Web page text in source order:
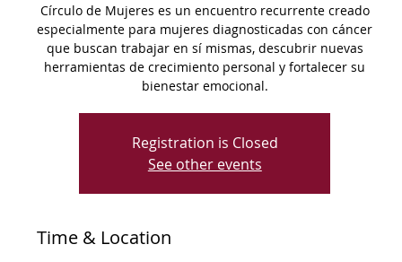
Círculo de Mujeres es un encuentro recurrente creado
especialmente para mujeres diagnosticadas con cáncer
que buscan trabajar en sí mismas, descubrir nuevas
herramientas de crecimiento personal y fortalecer su
bienestar emocional.
Registration is Closed
See other events
Time & Location